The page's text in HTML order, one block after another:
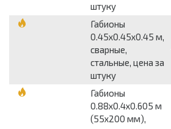
штуку
Габионы
0.45х0.45х0.45 м,
сварные,
стальные, цена за
штуку
Габионы
0.88х0.4х0.605 м
(55х200 мм),